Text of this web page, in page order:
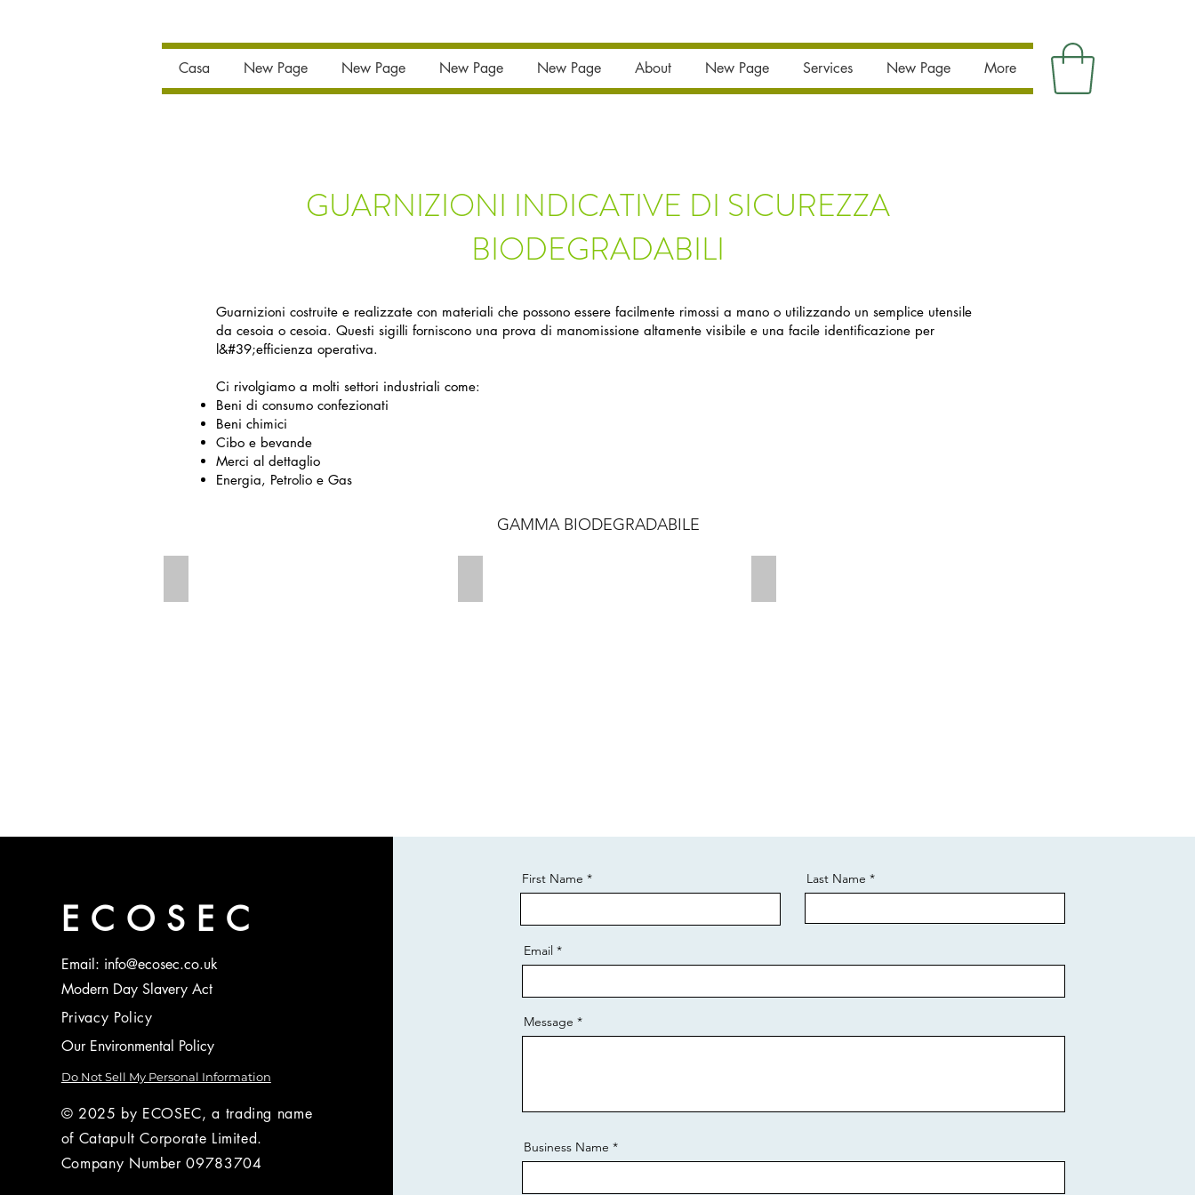
Casa New Page New Page New Page New Page About New Page Services New Page More
GUARNIZIONI INDICATIVE DI SICUREZZA
BIODEGRADABILI
Guarnizioni costruite e realizzate con materiali che possono essere facilmente rimossi a mano o utilizzando un semplice utensile
da cesoia o cesoia. Questi sigilli forniscono una prova di manomissione altamente visibile e una facile identificazione per
l&#39;efficienza operativa.
Ci rivolgiamo a molti settori industriali come:
Beni di consumo confezionati
Beni chimici
Cibo e bevande
Merci al dettaglio
Energia, Petrolio e Gas
GAMMA BIODEGRADABILE
ECOSEC
Email: info@ecosec.co.uk
Modern Day Slavery Act
Privacy Policy
Our Environmental Policy
Do Not Sell My Personal Information
© 2025 by ECOSEC, a trading name
of Catapult Corporate Limited.
Company Number 09783704
First Name Last Name
Email
Message
Business Name